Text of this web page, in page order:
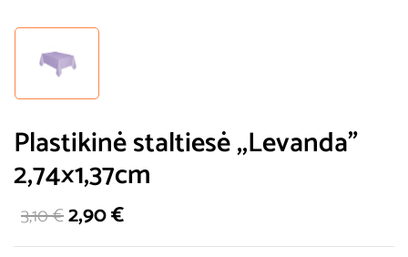
Plastikinė staltiesė ,,Levanda”
2,74×1,37cm
3,10€2,90€